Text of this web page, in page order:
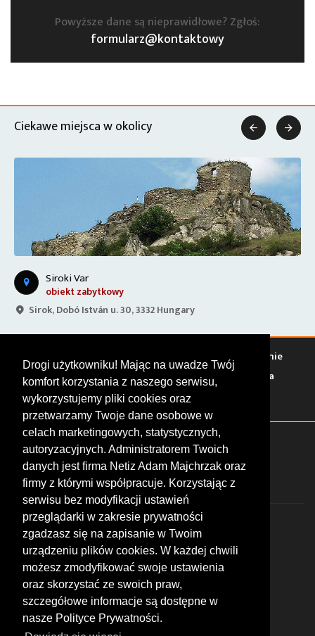
Drogi użytkowniku! Mając na uwadze Twój
komfort korzystania z naszego serwisu,
wykorzystujemy pliki cookies oraz
przetwarzamy Twoje dane osobowe w
celach marketingowych, statystycznych,
autoryzacyjnych. Administratorem Twoich
danych jest firma Netiz Adam Majchrzak oraz
firmy z którymi współpracuje. Korzystając z
serwisu bez modyfikacji ustawień
przeglądarki w zakresie prywatności
zgadzasz się na zapisanie w Twoim
urządzeniu plików cookies. W każdej chwili
możesz zmodyfikować swoje ustawienia
oraz skorzystać ze swoich praw,
szczegółowe informacje są dostępne w
nasze Polityce Prywatności.
Powyższe dane są nieprawidłowe? Zgłoś:
formularz@kontaktowy
Ciekawe miejsca w okolicy
Siroki Var
obiekt zabytkowy
Sirok, Dobó István u. 30, 3332 Hungary
 
Warto zobaczyć Serwisy Stacje paliw
Jedzenie
Bary Zakwaterowanie Tory Zloty Rajdy
Spotkania
Targi Giełdy Szkolenia
FOLLOW US
© 2026 by MotoWhizzer.com
All rights reserved.
KONTAKT
ul. Chopina 16, I piętro